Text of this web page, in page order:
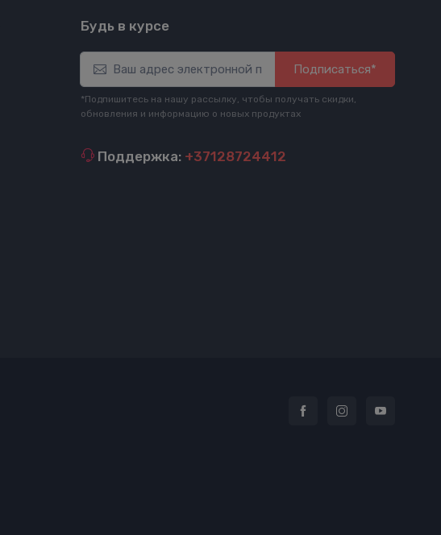
Будь в курсе
Подписаться*
*Подпишитесь на нашу рассылку, чтобы получать скидки,
обновления и информацию о новых продуктах
Поддержка: +37128724412